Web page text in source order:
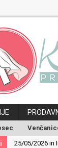
25/05/2026 in